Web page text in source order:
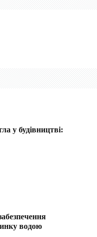
у будівництві:
водою